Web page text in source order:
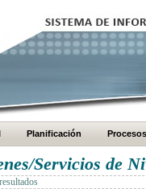
Planificación Procesos
Servicios de